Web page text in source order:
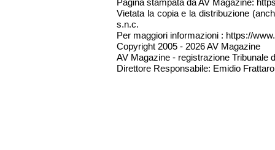
Pagina stampata da AV Magazine:
Vietata la copia e la distribuzione
s.n.c.
Per maggiori informazioni : https://
Copyright 2005 - 2026 AV Magazine
AV Magazine - registrazione Tribunale
Direttore Responsabile: Emidio